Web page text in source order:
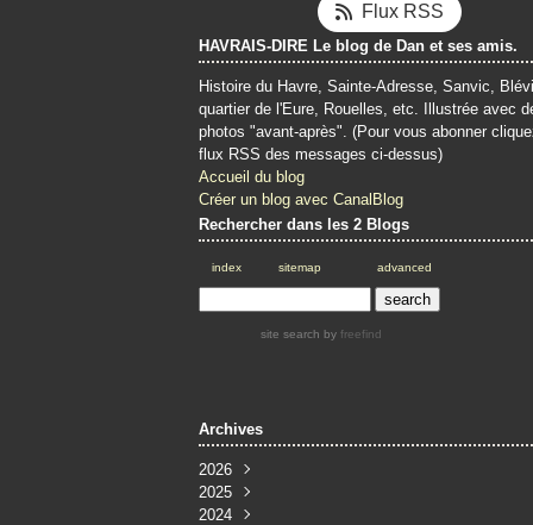
Flux RSS
HAVRAIS-DIRE Le blog de Dan et ses amis.
Histoire du Havre, Sainte-Adresse, Sanvic,
quartier de l'Eure, Rouelles, etc. Illustrée avec
photos "avant-après". (Pour vous abonner
flux RSS des messages ci-dessus)
Accueil du blog
Créer un blog avec CanalBlog
Rechercher dans les 2 Blogs
index sitemap advanced
site search by freefind
Archives
2026
Juin
Mai(4)
2025
Décembre
2024